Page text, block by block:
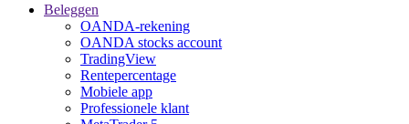
Beleggen
OANDA-rekening
OANDA stocks account
TradingView
Rentepercentage
Mobiele app
Professionele klant